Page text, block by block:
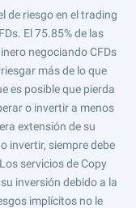
de riesgo en el trading
El 75.85% de las
negociando CFDs
más de lo que
es posible que pierda
o invertir a menos
extensión de su
invertir, siempre debe
servicios de Copy
inversión debido a la
implícitos no le